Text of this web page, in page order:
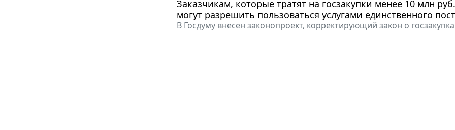
Заказчикам, которые тратят на госзакупки менее 10 млн
могут разрешить пользоваться услугами единственного
В Госдуму внесен законопроект, корректирующий закон о